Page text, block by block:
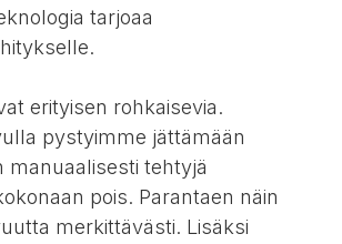
tarjoaa
erityisen rohkaisevia.
pystyimme jättämään
manuaalisesti tehtyjä
pois. Parantaen näin
merkittävästi. Lisäksi